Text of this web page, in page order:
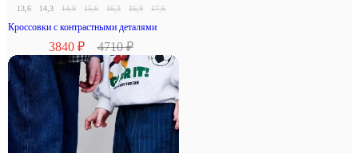
13,6 14,3 14,9 15,6 16,3 16,9 17,6
Кроссовки с контрастными деталями
3840 ₽ 4710 ₽